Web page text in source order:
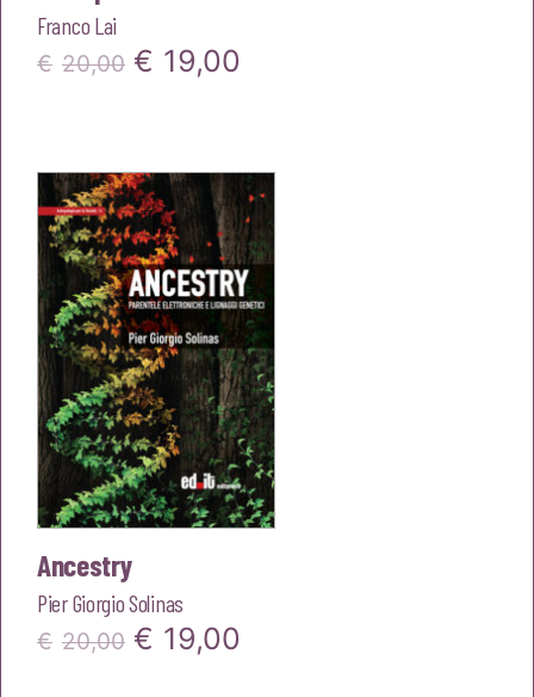
Franco Lai
€ 20,00 Il
era:
€20,00.
€ 19,00
è:
€19,00.
Ancestry
Pier Giorgio Solinas
€ 20,00 Il
€ 19,00